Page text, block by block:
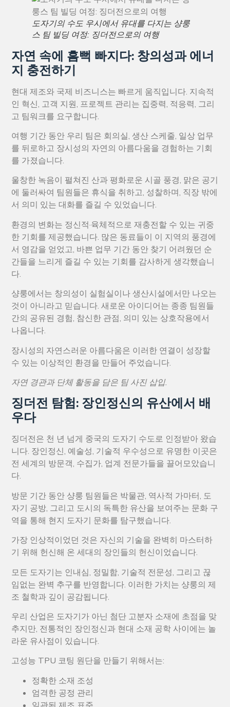
도자기의 수도 우시에서 유대를 다지는 샹룽
스 팀 빌딩 여정: 징더전으로의 여행
자연 속에 흠뻑 빠지다: 창의성과 에너
지 충전하기
현대 제조와 국제 비즈니스는 빠르게 움직입니다. 지속적
인 혁신, 고객 지원, 프로젝트 관리는 집중력, 적응력, 그리
고 팀워크를 요구합니다.
여행 기간 동안 우리 팀은 회의실, 생산 스케줄, 일상 업무
를 뒤로하고 장시성의 자연의 아름다움을 경험하는 기회
를 가졌습니다.
울창한 녹음이 펼쳐진 산과 평화로운 시골 풍경, 맑은 공기
에 둘러싸여 팀원들은 휴식을 취하고, 성찰하며, 직장 밖에
서 의미 있는 대화를 즐길 수 있었습니다.
환경의 변화는 정신적·육체적으로 재충전할 수 있는 귀중
한 기회를 제공했습니다. 많은 동료들이 이 지역의 풍경에
서 영감을 얻었고, 바쁜 업무 기간 동안 찾기 어려웠던 순
간들을 느리게 즐길 수 있는 기회를 감사하게 생각했습니
다.
샹룽에서는 창의성이 실험실이나 생산시설에서만 나오는
것이 아니라고 믿습니다. 새로운 아이디어는 종종 팀원들
간의 공유된 경험, 참신한 관점, 의미 있는 상호작용에서
나옵니다.
장시성의 자연스러운 아름다움은 이러한 연결이 성장할
수 있는 이상적인 환경을 만들어 주었습니다.
자연 경관과 단체 활동을 담은 팀 사진 삽입.
징더전 탐험: 장인정신의 유산에서 배
우다
징더전은 천 년 넘게 중국의 도자기 수도로 인정받아 왔습
니다. 장인정신, 예술성, 기술적 우수성으로 유명한 이곳은
전 세계의 방문객, 수집가, 업계 전문가들을 끌어모았습니
다.
방문 기간 동안 샹룽 팀원들은 박물관, 역사적 가마터, 도
자기 공방, 그리고 도시의 독특한 유산을 보여주는 문화 구
역을 통해 현지 도자기 문화를 탐구했습니다.
가장 인상적이었던 것은 자신의 기술을 완벽히 마스터하
기 위해 헌신해 온 세대의 장인들의 헌신이었습니다.
모든 도자기는 인내심, 정밀함, 기술적 전문성, 그리고 끊
임없는 완벽 추구를 반영합니다. 이러한 가치는 샹룽의 제
조 철학과 깊이 공감됩니다.
우리 산업은 도자기가 아닌 첨단 고분자 소재에 초점을 맞
추지만, 전통적인 장인정신과 현대 소재 공학 사이에는 놀
라운 유사점이 있습니다.
고성능 TPU 코팅 원단을 만들기 위해서는:
정확한 소재 조성
엄격한 공정 관리